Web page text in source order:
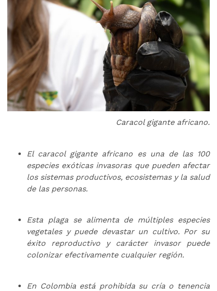
Caracol gigante africano.
El caracol gigante africano es una de las 100
especies exóticas invasoras que pueden afectar
los sistemas productivos, ecosistemas y la salud
de las personas.
Esta plaga se alimenta de múltiples especies
vegetales y puede devastar un cultivo. Por su
éxito reproductivo y carácter invasor puede
colonizar efectivamente cualquier región.
En Colombia está prohibida su cría o tenencia